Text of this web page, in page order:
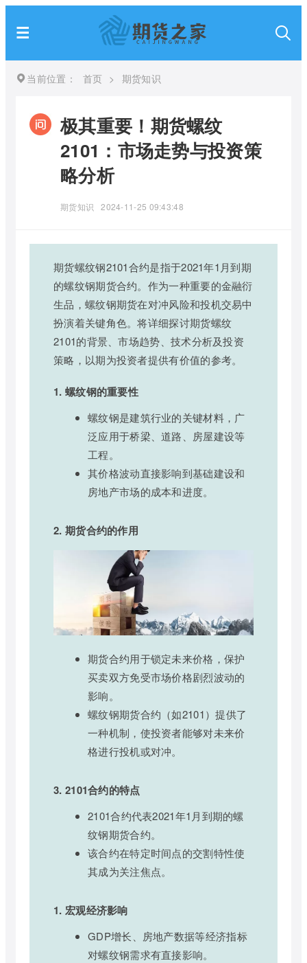
当前位置： 首页 > 期货知识
极其重要！期货螺纹
2101：市场走势与投资策
略分析
期货知识 2024-11-25 09:43:48
期货螺纹钢2101合约是指于2021年1月到期
的螺纹钢期货合约。作为一种重要的金融衍
生品，螺纹钢期货在对冲风险和投机交易中
扮演着关键角色。将详细探讨期货螺纹
2101的背景、市场趋势、技术分析及投资
策略，以期为投资者提供有价值的参考。
1. 螺纹钢的重要性
螺纹钢是建筑行业的关键材料，广
泛应用于桥梁、道路、房屋建设等
工程。
其价格波动直接影响到基础建设和
房地产市场的成本和进度。
2. 期货合约的作用
期货合约用于锁定未来价格，保护
买卖双方免受市场价格剧烈波动的
影响。
螺纹钢期货合约（如2101）提供了
一种机制，使投资者能够对未来价
格进行投机或对冲。
3. 2101合约的特点
2101合约代表2021年1月到期的螺
纹钢期货合约。
该合约在特定时间点的交割特性使
其成为关注焦点。
1. 宏观经济影响
GDP增长、房地产数据等经济指标
对螺纹钢需求有直接影响。